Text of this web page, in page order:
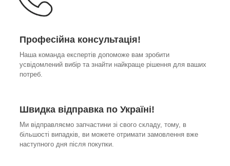
Професійна консультація!
Наша команда експертів допоможе вам зробити
усвідомлений вибір та знайти найкраще рішення для ваших
потреб.
Швидка відправка по Україні!
Ми відправляємо запчастини зі свого складу, тому, в
більшості випадків, ви можете отримати замовлення вже
наступного дня після покупки.